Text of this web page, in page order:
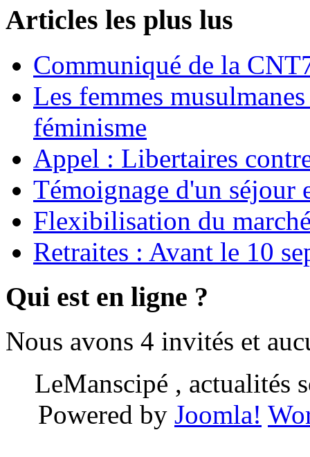
Articles les plus lus
Communiqué de la
Les femmes
féminisme
Appel : Libertaires
Témoignage d'un séjour
Flexibilisation du
Retraites : Avant le 10
Qui est en ligne ?
Nous avons 4 invités et
LeManscipé , actualités
Powered by Joomla!